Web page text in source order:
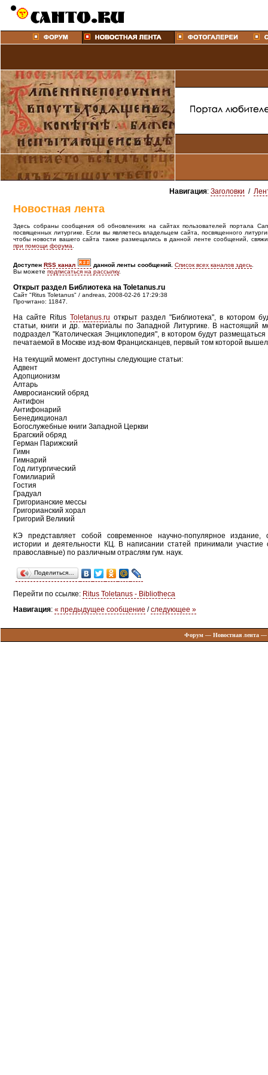
Навигация: Заголовки /
Новостная лента
Здесь собраны сообщения об обновлениях на сайтах пользователей портала
посвященных литургике. Если вы являетесь владельцем сайта, посвященного
чтобы новости вашего сайта также размещались в данной ленте сообщений,
при помощи форума
Доступен RSS канал данной ленты сообщений. Список всех каналов здесь
Вы можете подписаться на рассылку.
Открыт раздел Библиотека на Toletanus.ru
Сайт "Ritus Toletanus" / andreas, 2008-02-26 17:29:38
Прочитано: 11847.
На сайте Ritus Toletanus.ru открыт раздел "Библиотека", в котором
статьи, книги и др. материалы по Западной Литургике. В настоящий
подраздел "Католическая Энциклопедия", в котором будут
печатаемой в Москве изд-вом Францисканцев, первый том которой вышел
На текущий момент доступны следующие статьи:
Адвент
Адопционизм
Алтарь
Амвросианский обряд
Антифон
Антифонарий
Бенедикционал
Богослужебные книги Западной Церкви
Брагский обряд
Герман Парижский
Гимн
Гимнарий
Год литургический
Гомилиарий
Гостия
Градуал
Григорианские мессы
Григорианский хорал
Григорий Великий
КЭ представляет собой современное научно-популярное
истории и деятельности КЦ. В написании статей принимали
православные) по различным отраслям гум. наук.
Поделиться…
Перейти по ссылке: Ritus Toletanus - Bibliotheca
Навигация: « предыдущее сообщение /следующее »
Форум— Новостная лента—